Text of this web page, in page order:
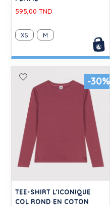
595,00 TND
XS M
-30%
TEE-SHIRT L'ICONIQUE
COL ROND EN COTON